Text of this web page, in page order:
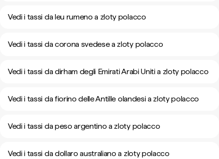
Vedi i tassi da leu rumeno a zloty polacco
Vedi i tassi da corona svedese a zloty polacco
Vedi i tassi da dirham degli Emirati Arabi Uniti a zloty polacco
Vedi i tassi da fiorino delle Antille olandesi a zloty polacco
Vedi i tassi da peso argentino a zloty polacco
Vedi i tassi da dollaro australiano a zloty polacco